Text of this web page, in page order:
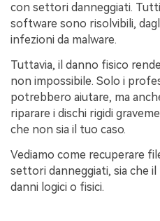
con settori danneggiati.
software sono risolvibili,
infezioni da malware.
Tuttavia, il danno fisico
non impossibile. Solo i
potrebbero aiutare, ma
riparare i dischi rigidi
che non sia il tuo caso.
Vediamo come recuperare
settori danneggiati, sia che
danni logici o fisici.